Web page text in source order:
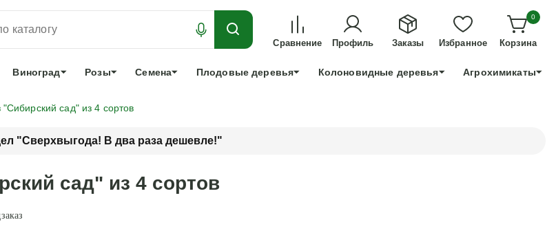
ЛУЧШЕЕ ДЛЯ ТЕХ, КТО УСПЕЕТ!
+7 991 898 83 30
Сравнение Профиль Заказы Избранное
0
Корзина
Виноград Розы Семена Плодовые деревья Колоновидные деревья Агрохимикаты
сад" из 4 сортов
"Сверхвыгода! В два раза дешевле!"
сад" из 4 сортов